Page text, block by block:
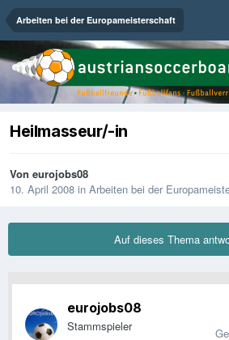
Arbeiten bei der Europameisterschaft
Heilmasseur/-in
Von eurojobs08
10. April 2008 in Arbeiten bei der
Auf dieses Thema
eurojobs08
Stammspieler